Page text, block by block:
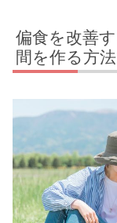
偏食を改善
間を作る方法